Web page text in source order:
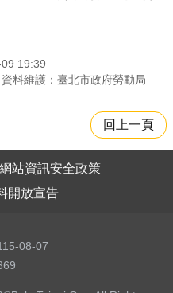
19:39
資料維護：臺北市政府勞動局
回上一頁
站資訊安全政策
開放宣告
08-07